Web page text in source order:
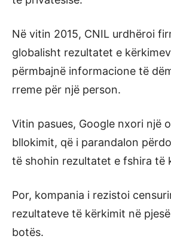
Në vitin 2015, CNIL urdhëroi
globalisht rezultatet e
përmbajnë informacione të
rreme për një person.
Vitin pasues, Google nxori një
bllokimit, që i parandalon
të shohin rezultatet e fshira të
Por, kompania i rezistoi
rezultateve të kërkimit në
botës.